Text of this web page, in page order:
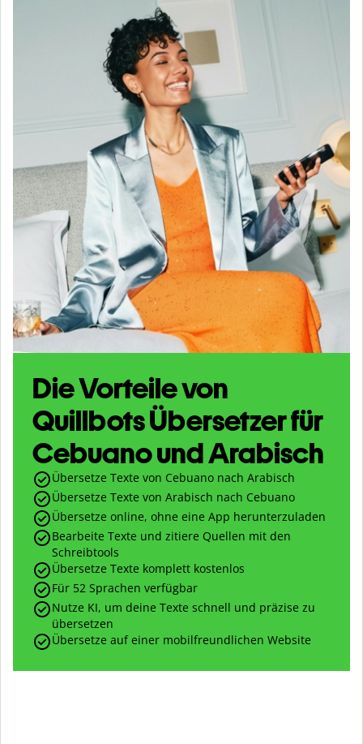
Die Vorteile von
Quillbots Übersetzer für
Cebuano und Arabisch
Übersetze Texte von Cebuano nach Arabisch
Übersetze Texte von Arabisch nach Cebuano
Übersetze online, ohne eine App herunterzuladen
Bearbeite Texte und zitiere Quellen mit den
Schreibtools
Übersetze Texte komplett kostenlos
Für 52 Sprachen verfügbar
Nutze KI, um deine Texte schnell und präzise zu
übersetzen
Übersetze auf einer mobilfreundlichen Website